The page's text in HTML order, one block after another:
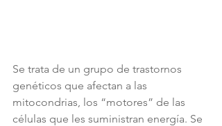
Se trata de un grupo de trastornos
genéticos que afectan a las
mitocondrias, los “motores” de las
células que les suministran energía. Se